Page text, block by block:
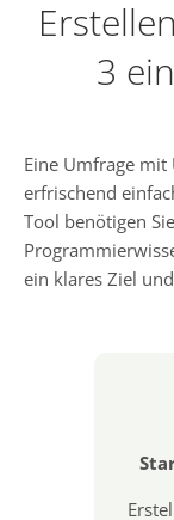
3
Eine Umfrage
erfrischend
Tool benötigen
ein klares Ziel